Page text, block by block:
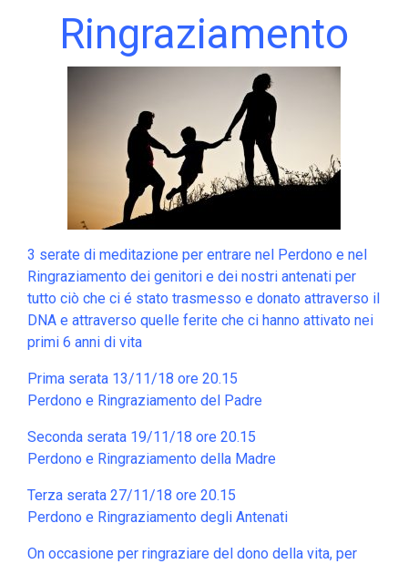
Ringraziamento
3 serate di meditazione per entrare nel Perdono e nel
Ringraziamento dei genitori e dei nostri antenati per
tutto ciò che ci é stato trasmesso e donato attraverso il
DNA e attraverso quelle ferite che ci hanno attivato nei
primi 6 anni di vita
Prima serata 13/11/18 ore 20.15
Perdono e Ringraziamento del Padre
Seconda serata 19/11/18 ore 20.15
Perdono e Ringraziamento della Madre
Terza serata 27/11/18 ore 20.15
Perdono e Ringraziamento degli Antenati
On occasione per ringraziare del dono della vita, per